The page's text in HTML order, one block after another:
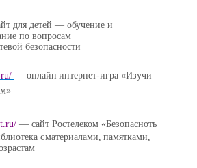
для детей — обучение и
по вопросам
безопасности
— онлайн интернет-игра «Изучи
— сайт Ростелеком «Безопасноть
сматериалами, памятками,